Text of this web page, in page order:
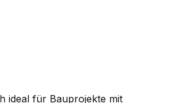
ideal für Bauprojekte mit